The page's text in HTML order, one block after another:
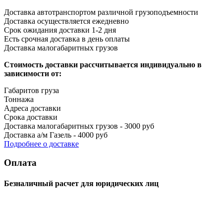
Доставка автотранспортом различной грузоподъемности
Доставка осуществляется ежедневно
Срок ожидания доставки 1-2 дня
Есть срочная доставка в день оплаты
Доставка малогабаритных грузов
Стоимость доставки рассчитывается индивидуально в
зависимости от:
Габаритов груза
Тоннажа
Адреса доставки
Срока доставки
Доставка малогабаритных грузов - 3000 руб
Доставка а/м Газель - 4000 руб
Подробнее о доставке
Оплата
Безналичный расчет для юридических лиц